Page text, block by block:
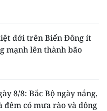
đới trên Biển Đông ít
mạnh lên thành bão
8/8: Bắc Bộ ngày nắng,
đêm có mưa rào và dông